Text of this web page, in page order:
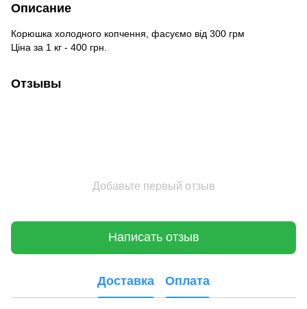
Описание
Корюшка холодного копчення, фасуємо від 300 грм
Ціна за 1 кг - 400 грн.
Отзывы
Добавьте первый отзыв
Написать отзыв
Доставка Оплата